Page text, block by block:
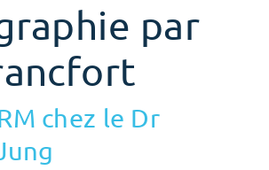
par
chez le Dr